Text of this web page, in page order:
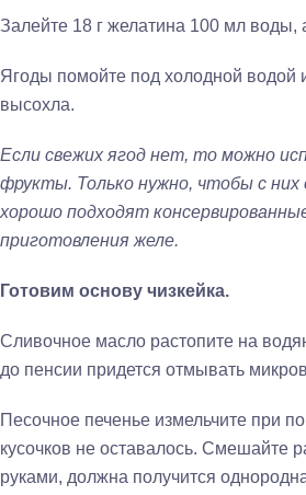
Залейте 18 г желатина 100 мл воды,
Ягоды помойте под холодной водой
высохла.
Если свежих ягод нет, то можно
фрукты. Только нужно, чтобы с них
хорошо подходят
приготовления желе.
Готовим основу чизкейка.
Сливочное масло растопите на
до пенсии придется отмывать
Песочное печенье измельчите при
кусочков не оставалось. Смешайте
руками, должна получится